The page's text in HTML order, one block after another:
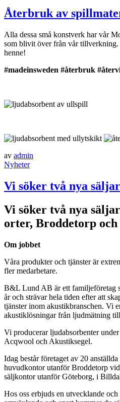
Återbruk av
Alla dessa små konstverk har vår
som blivit över från vår
henne!
#madeinsweden #återbruk
av admin
Nyheter
Vi söker två nya
Vi söker två nya
orter, Broddetorp
Om jobbet
Våra produkter och tjänster är
fler medarbetare.
B&L Lund AB är ett familjeföretag
år och strävar hela tiden efter att
tjänster inom akustikbranschen. Vi
akustiklösningar från ljudmätning
Vi producerar ljudabsorbenter
Acqwool och Akustiksegel.
Idag består företaget av 20
huvudkontor utanför Broddetorp
säljkontor utanför Göteborg, i
Hos oss erbjuds en utvecklande